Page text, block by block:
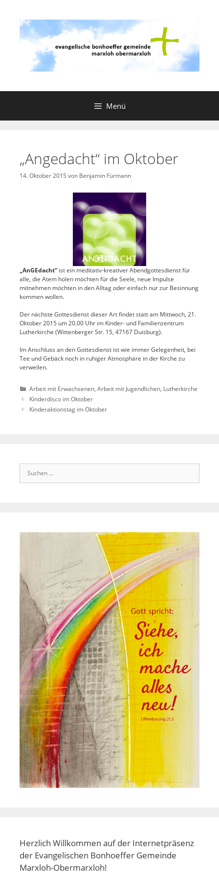
springen
Menü
„Angedacht“ im Oktober
14. Oktober 2015 von Benjamin Fürmann
„AnGEdacht“ ist ein meditativ-kreativer Abendgottesdienst für
alle, die Atem holen möchten für die Seele, neue Impulse
mitnehmen möchten in den Alltag oder einfach nur zur Besinnung
kommen wollen.
Der nächste Gottesdienst dieser Art findet statt am Mittwoch, 21.
Oktober 2015 um 20.00 Uhr im Kinder- und Familienzentrum
Lutherkirche (Wittenberger Str. 15, 47167 Duisburg).
Im Anschluss an den Gottesdienst ist wie immer Gelegenheit, bei
Tee und Gebäck noch in ruhiger Atmosphäre in der Kirche zu
verweilen.
Kategorien
Arbeit mit Erwachsenen,Arbeit mit Jugendlichen, Lutherkirche
Kinderdisco im Oktober
Kinderaktionstag im Oktober
Suchen
nach:
Herzlich Willkommen auf der Internetpräsenz
der Evangelischen Bonhoeffer Gemeinde
Marxloh-Obermarxloh!